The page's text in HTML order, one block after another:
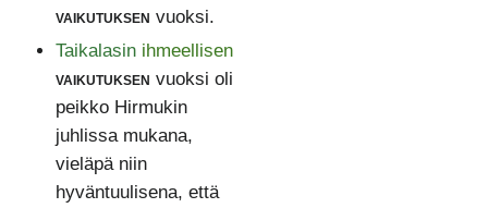
vaikutuksen vuoksi.
Taikalasin ihmeellisen
vaikutuksen vuoksi oli
peikko Hirmukin
juhlissa mukana,
vieläpä niin
hyväntuulisena, että